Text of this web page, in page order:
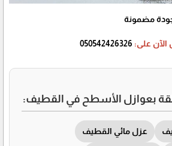
مضمونة
الآن على: 050542426326
بعوازل الأسطح في القطيف:
عزل مائي القطيف